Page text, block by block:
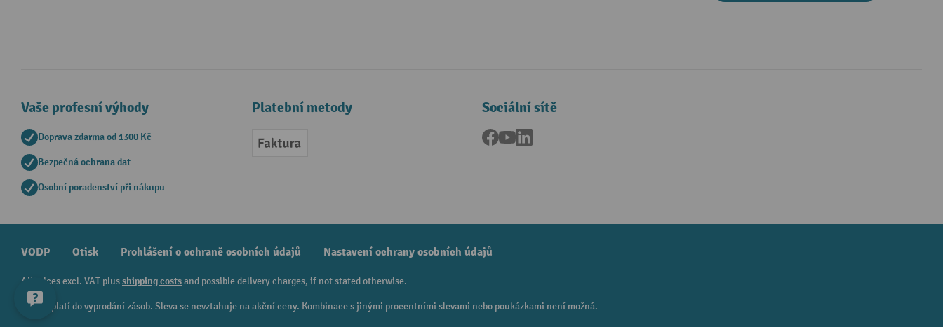
Vaše profesní výhody
Doprava zdarma od 1300 Kč
Bezpečná ochrana dat
Osobní poradenství při nákupu
Platební metody
Faktura
Sociální sítě
Facebook
YouTube
VODP Otisk Prohlášení o ochraně osobních údajů Nastavení ochrany osobních údajů
All prices excl. VAT plusshipping costsand possible delivery charges, if not stated otherwise.
¹ Sleva platí do vyprodání zásob. Sleva se nevztahuje na akční ceny. Kombinace s jinými procentními slevami nebo poukázkami není možná.